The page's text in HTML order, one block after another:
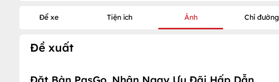
Để xe Tiện ích Ảnh Chỉ đường
Đề xuất